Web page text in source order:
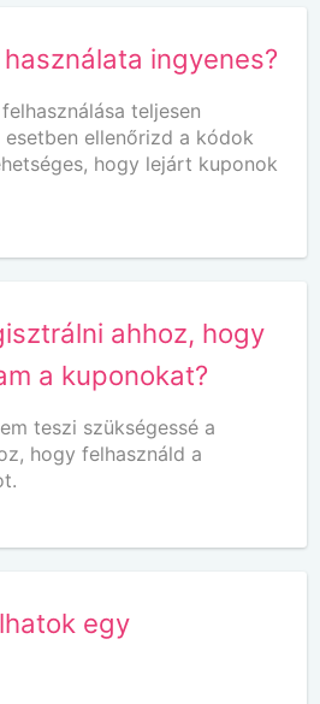
ingyenes?
teljesen
esetben ellenőrizd a kódok
hogy lejárt kuponok
ahhoz, hogy
a kuponokat?
teszi szükségessé a
hogy felhasználd a
egy